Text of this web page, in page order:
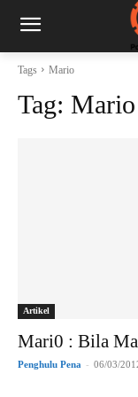
Tags Mario
Tag: Mario
Artikel
Mari0 : Bila
Penghulu Pena - 06/03/